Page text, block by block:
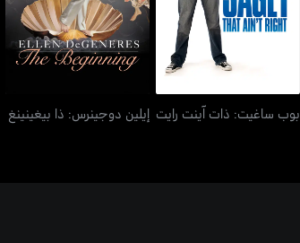
بوب ساغيت: ذات آينت رايت إيلين دوجينرس: ذا بيغينينغ